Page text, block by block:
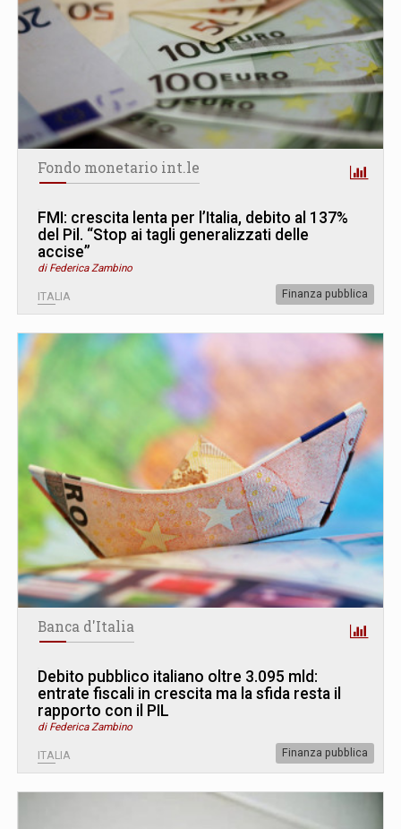
Fondo monetario int.le
FMI: crescita lenta per l’Italia, debito al 137%
del Pil. “Stop ai tagli generalizzati delle
accise”
di Federica Zambino
ITALIA Finanza pubblica
Banca d'Italia
Debito pubblico italiano oltre 3.095 mld:
entrate fiscali in crescita ma la sfida resta il
rapporto con il PIL
di Federica Zambino
ITALIA Finanza pubblica